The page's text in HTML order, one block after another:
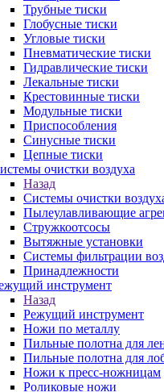
Трубные тиски
Глобусные тиски
Угловые тиски
Пневматические тиски
Гидравлические тиски
Лекальные тиски
Крестовинные тиски
Модульные тиски
Приспособления
Синусные тиски
Цепные тиски
очистки воздуха
Назад
Системы очистки
Пылеулавливающие
Стружкоотсосы
Вытяжные установки
Системы фильтрации
Принадлежности
инструмент
Назад
Режущий инструмент
Ножи по металлу
Пильные полотна для
Пильные полотна для
Ножи к пресс-ножницам
Роликовые ножи